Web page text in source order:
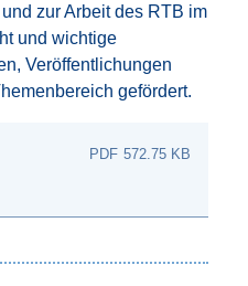
zur Arbeit des RTB im
und wichtige
Veröffentlichungen
gefördert.
572.75 KB